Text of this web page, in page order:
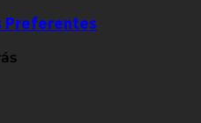
Preferentes